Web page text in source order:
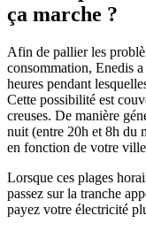
ça marche ?
Afin de pallier les
consommation, Enedis
heures pendant
Cette possibilité est
creuses. De manière
nuit (entre 20h et 8h du
en fonction de votre
Lorsque ces plages
passez sur la tranche
payez votre électricité